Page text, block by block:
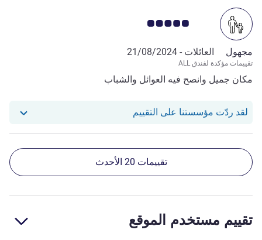
ملاحظة أراء العملاء 5.0/5
مجهول العائلات - 21/08/2024
تقييمات مؤكدة لفندق ALL
مكان جميل وانصح فيه العوائل والشباب
لقد ردّت مؤسستنا على التقييم استجاب فندقنا للمراجعة من null
تقييمات 20 الأحدث
تقييم مستخدم الموقع